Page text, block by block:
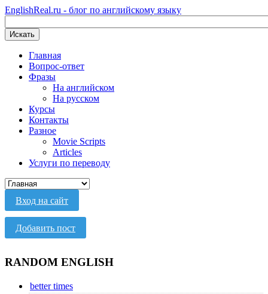
EnglishReal.ru - блог по английскому языку
Искать
Главная
Вопрос-ответ
Фразы
На английском
На русском
Курсы
Контакты
Разное
Movie Scripts
Articles
Услуги по переводу
Вход на сайт
Добавить пост
RANDOM ENGLISH
better times